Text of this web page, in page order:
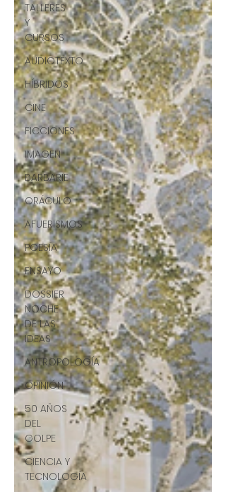
TALLERES
Y
CURSOS
AUDIOTEXTO
HÍBRIDOS
CINE
FICCIONES
IMAGEN
BARBARIE
ORÁCULO
AFUERISMOS
POESÍA
ENSAYO
DOSSIER
NOCHE
DE LAS
IDEAS
ANTROPOLOGÍA
OPINIÓN
50 AÑOS
DEL
GOLPE
CIENCIA Y
TECNOLOGÍA